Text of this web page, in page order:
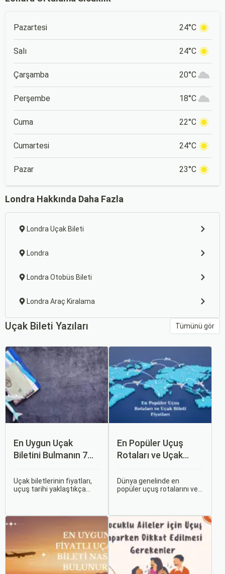
Pazartesi 24°C
Salı 24°C
Çarşamba 20°C
Perşembe 18°C
Cuma 22°C
Cumartesi 24°C
Pazar 23°C
Londra Hakkında Daha Fazla
Londra Uçak Bileti
Londra
Londra Otobüs Bileti
Londra Araç Kiralama
Uçak Bileti Yazıları Tümünü gör
En Uygun Uçak
Biletini Bulmanın 7
Uçak biletlerinin fiyatları,
uçuş tarihi yaklaştıkça
tasarruf etmenin en etkili
En Popüler Uçuş
Rotaları ve Uçak
Dünya genelinde en
popüler uçuş rotalarını ve
kapsamlı bir konudur. En
popüler rotalar, çeşitli
faktörlere bağlı olarak
değişebilir; bunlar arasında
ekonomik durumlar, turizm
trendleri ve uluslararası
ilişkiler bulunmaktadır.